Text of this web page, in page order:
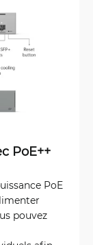
PoE++
PoE
pouvez